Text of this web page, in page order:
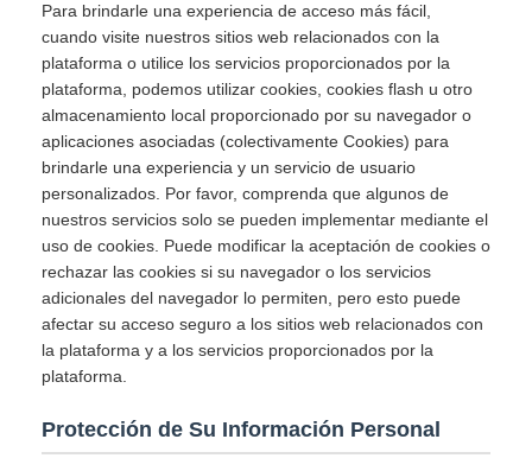
Para brindarle una experiencia de acceso más fácil,
cuando visite nuestros sitios web relacionados con la
plataforma o utilice los servicios proporcionados por la
plataforma, podemos utilizar cookies, cookies flash u otro
almacenamiento local proporcionado por su navegador o
aplicaciones asociadas (colectivamente Cookies) para
brindarle una experiencia y un servicio de usuario
personalizados. Por favor, comprenda que algunos de
nuestros servicios solo se pueden implementar mediante el
uso de cookies. Puede modificar la aceptación de cookies o
rechazar las cookies si su navegador o los servicios
adicionales del navegador lo permiten, pero esto puede
afectar su acceso seguro a los sitios web relacionados con
la plataforma y a los servicios proporcionados por la
plataforma.
Protección de Su Información Personal